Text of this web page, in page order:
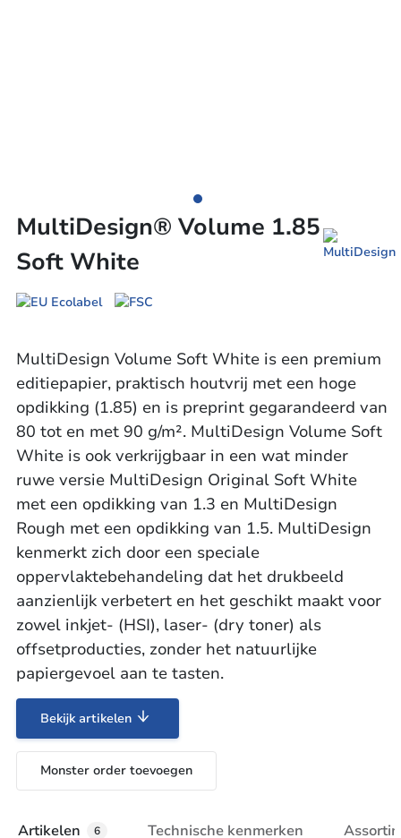
MultiDesign® Volume 1.85
Soft White
MultiDesign Volume Soft White is een premium
editiepapier, praktisch houtvrij met een hoge
opdikking (1.85) en is preprint gegarandeerd van
80 tot en met 90 g/m². MultiDesign Volume Soft
White is ook verkrijgbaar in een wat minder
ruwe versie MultiDesign Original Soft White
met een opdikking van 1.3 en MultiDesign
Rough met een opdikking van 1.5. MultiDesign
kenmerkt zich door een speciale
oppervlaktebehandeling dat het drukbeeld
aanzienlijk verbetert en het geschikt maakt voor
zowel inkjet- (HSI), laser- (dry toner) als
offsetproducties, zonder het natuurlijke
papiergevoel aan te tasten.
Bekijk artikelen
Monster order toevoegen
Artikelen 6 Technische kenmerken